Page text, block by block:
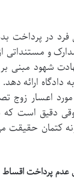
فرد در
مدارک و
شهود مبنی بر
ارائه دهد.
اعسار زوج
دقیق است که
کتمان حقیقت
عدم پرداخت اقساط